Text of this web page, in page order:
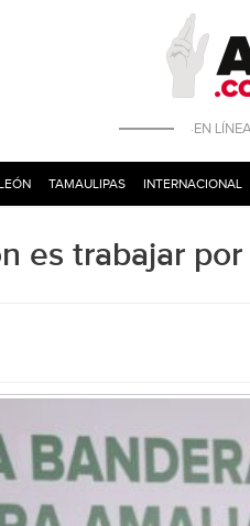
·EN
TAMAULIPAS INTERNACIONAL
es trabajar